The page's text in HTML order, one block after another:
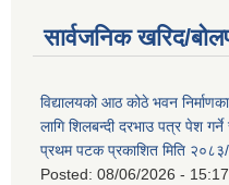
सार्वजनिक खरिद/
विद्यालयको आठ कोठे भवन
लागि शिलबन्दी दरभाउ पत्र पेश
प्रथम पटक प्रकाशित मिति
Posted: 08/06/2026 - 15:17